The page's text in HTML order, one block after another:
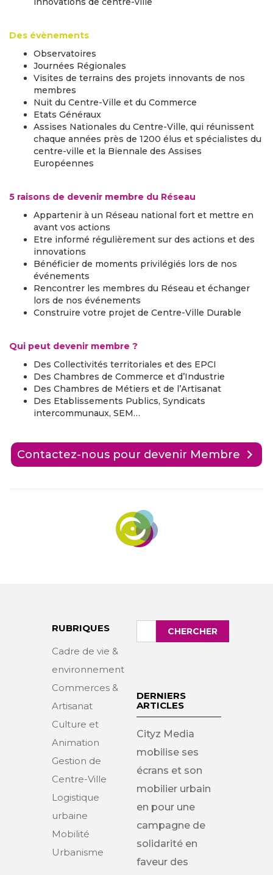
Des évènements
Observatoires
Journées Régionales
Visites de terrains des projets innovants de nos
membres
Nuit du Centre-Ville et du Commerce
Etats Généraux
Assises Nationales du Centre-Ville, qui réunissent
chaque années près de 1200 élus et spécialistes du
centre-ville et la Biennale des Assises
Européennes
5 raisons de devenir membre du Réseau
Appartenir à un Réseau national fort et mettre en
avant vos actions
Etre informé régulièrement sur des actions et des
innovations
Bénéficier de moments privilégiés lors de nos
événements
Rencontrer les membres du Réseau et échanger
lors de nos événements
Construire votre projet de Centre-Ville Durable
Qui peut devenir membre ?
Des Collectivités territoriales et des EPCI
Des Chambres de Commerce et d’Industrie
Des Chambres de Métiers et de l’Artisanat
Des Etablissements Publics, Syndicats
intercommunaux, SEM…
Contactez-nous pour devenir Membre
RUBRIQUES
Cadre de vie &
environnement
Commerces &
Artisanat
Culture et
Animation
Gestion de
Centre-Ville
Logistique
urbaine
Mobilité
Urbanisme
Rechercher
:
CHERCHER
DERNIERS
ARTICLES
Cityz Media
mobilise ses
écrans et son
mobilier urbain
en pour une
campagne de
solidarité en
faveur des